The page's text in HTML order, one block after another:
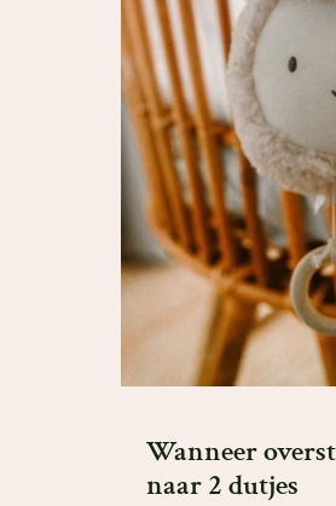
Wanneer
naar 2 dutjes